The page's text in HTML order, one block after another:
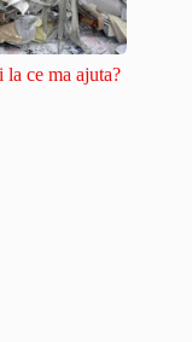
la ce ma ajuta?